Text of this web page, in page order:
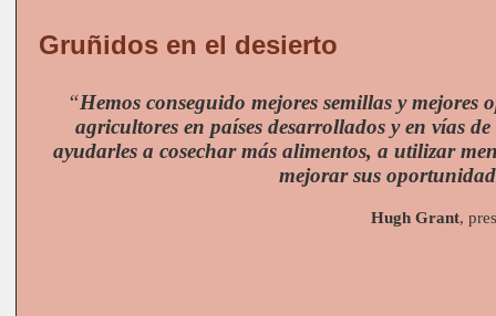
Gruñidos en el desierto
“Hemos conseguido mejores semillas y mejores
agricultores en países desarrollados y en vías
ayudarles a cosechar más alimentos, a utilizar
mejorar sus
Hugh Grant,